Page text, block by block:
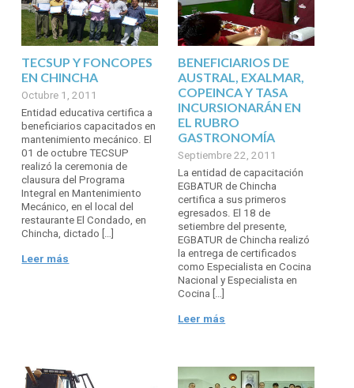
TECSUP Y FONCOPES
EN CHINCHA
Octubre 1, 2011
Entidad educativa certifica a
beneficiarios capacitados en
mantenimiento mecánico. El
01 de octubre TECSUP
realizó la ceremonia de
clausura del Programa
Integral en Mantenimiento
Mecánico, en el local del
restaurante El Condado, en
Chincha, dictado […]
Leer más
BENEFICIARIOS DE
AUSTRAL, EXALMAR,
COPEINCA Y TASA
INCURSIONARÁN EN
EL RUBRO
GASTRONOMÍA
Septiembre 22, 2011
La entidad de capacitación
EGBATUR de Chincha
certifica a sus primeros
egresados. El 18 de
setiembre del presente,
EGBATUR de Chincha realizó
la entrega de certificados
como Especialista en Cocina
Nacional y Especialista en
Cocina […]
Leer más